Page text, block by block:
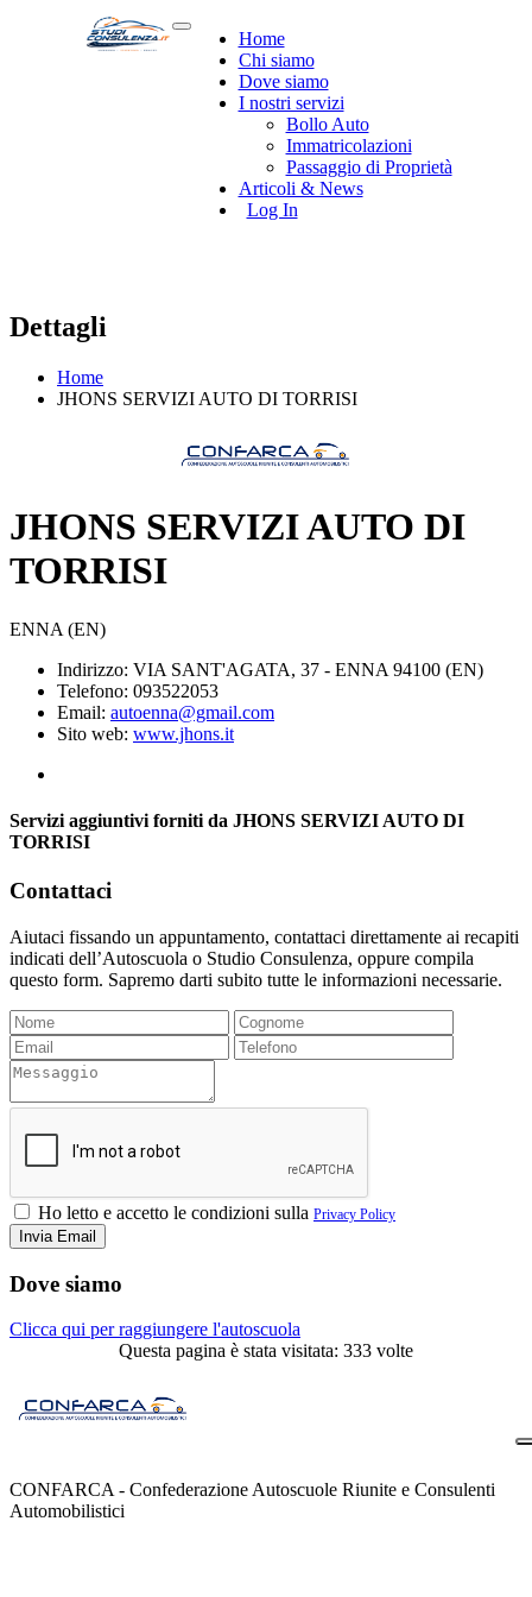
Home
Chi siamo
Dove siamo
I nostri servizi
Bollo Auto
Immatricolazioni
Passaggio di Proprietà
Articoli & News
Log In
Dettagli
Home
JHONS SERVIZI AUTO DI TORRISI
JHONS SERVIZI AUTO DI
TORRISI
ENNA (EN)
Indirizzo: VIA SANT'AGATA, 37 - ENNA 94100 (EN)
Telefono: 093522053
Email: autoenna@gmail.com
Sito web: www.jhons.it
Servizi aggiuntivi forniti da JHONS SERVIZI AUTO DI
TORRISI
Contattaci
Aiutaci fissando un appuntamento, contattaci direttamente ai recapiti
indicati dell’Autoscuola o Studio Consulenza, oppure compila
questo form. Sapremo darti subito tutte le informazioni necessarie.
Ho letto e accetto le condizioni sulla Privacy Policy
Dove siamo
Clicca qui per raggiungere l'autoscuola
Questa pagina è stata visitata: 333 volte
CONFARCA - Confederazione Autoscuole Riunite e Consulenti
Automobilistici